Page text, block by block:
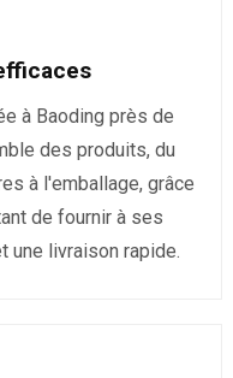
à Baoding près de
des produits, du
à l'emballage, grâce
de fournir à ses
une livraison rapide.